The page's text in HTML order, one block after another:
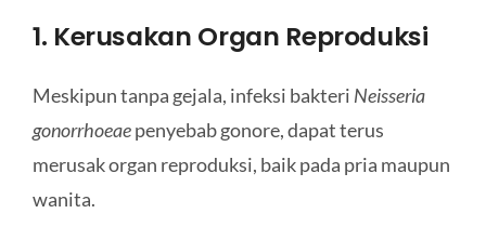
1. Kerusakan Organ Reproduksi
Meskipun tanpa gejala, infeksi bakteri Neisseria
gonorrhoeaepenyebab gonore, dapat terus
merusak organ reproduksi, baik pada pria maupun
wanita.